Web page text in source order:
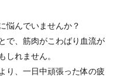
悩んでいませんか？
で、筋肉がこわばり血流が
しれません。
り、一日中頑張った体の疲